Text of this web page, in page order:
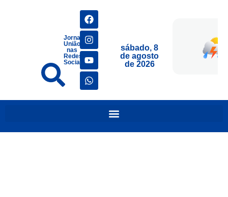
Jornais
União
nas
Redes
Sociais
sábado, 8
de agosto
de 2026